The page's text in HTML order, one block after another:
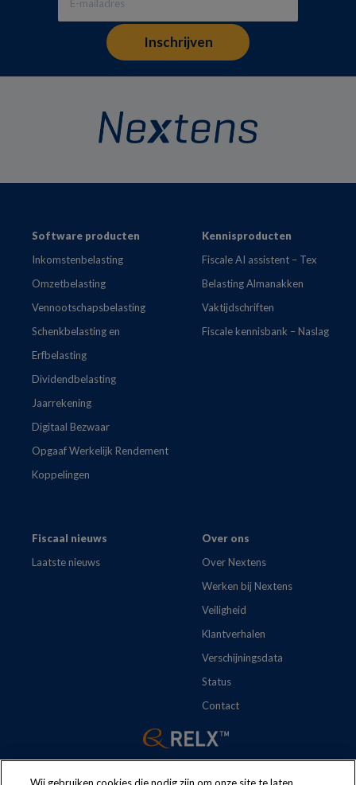
FooterSoftware producten
Inkomstenbelasting
Omzetbelasting
Vennootschapsbelasting
Schenkbelasting en
Erfbelasting
Dividendbelasting
Jaarrekening
Digitaal Bezwaar
Opgaaf Werkelijk Rendement
Koppelingen
Kennisproducten
Fiscale AI assistent – Tex
Belasting Almanakken
Vaktijdschriften
Fiscale kennisbank – Naslag
Fiscaal nieuws
Laatste nieuws
Over ons
Over Nextens
Werken bij Nextens
Veiligheid
Klantverhalen
Verschijningsdata
Status
Contact